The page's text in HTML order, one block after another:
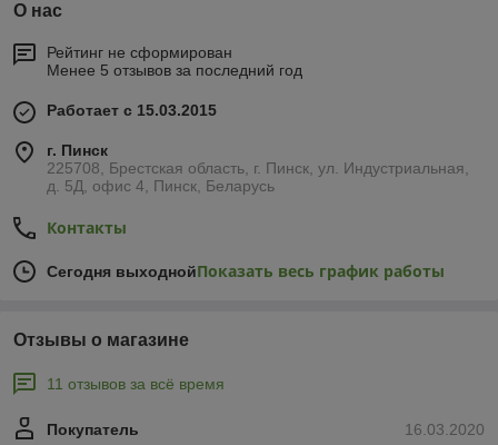
О нас
Рейтинг не сформирован
Менее 5 отзывов за последний год
Работает с 15.03.2015
г. Пинск
225708, Брестская область, г. Пинск, ул. Индустриальная,
д. 5Д, офис 4, Пинск, Беларусь
Контакты
Сегодня выходнойПоказать весь график работы
Отзывы о магазине
11 отзывов за всё время
16.03.2020
Покупатель